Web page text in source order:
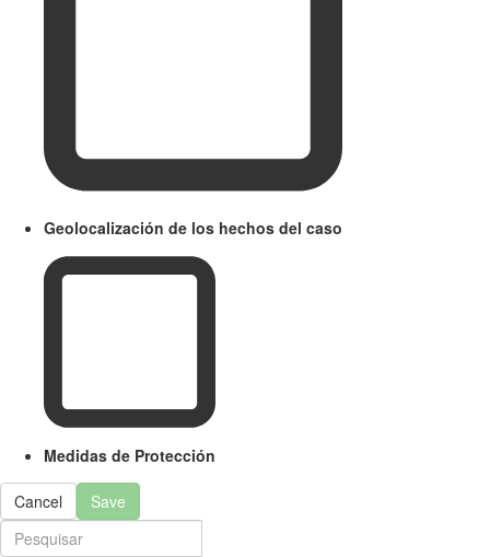
Geolocalización de los hechos del caso
Medidas de Protección
Cancel Save